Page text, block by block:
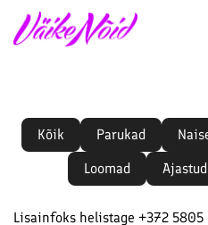
content
Kõik Parukad
Loomad
Ajastud
Lisainfoks helistage +372